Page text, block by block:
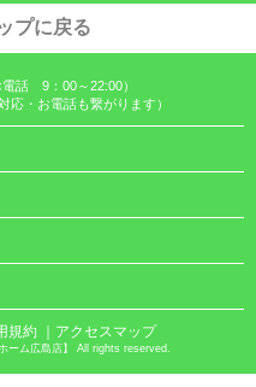
プに戻る
話 9：00～22:00）
応・お電話も繋がります）
規約 ｜アクセスマップ
ーム広島店】 All rights reserved.